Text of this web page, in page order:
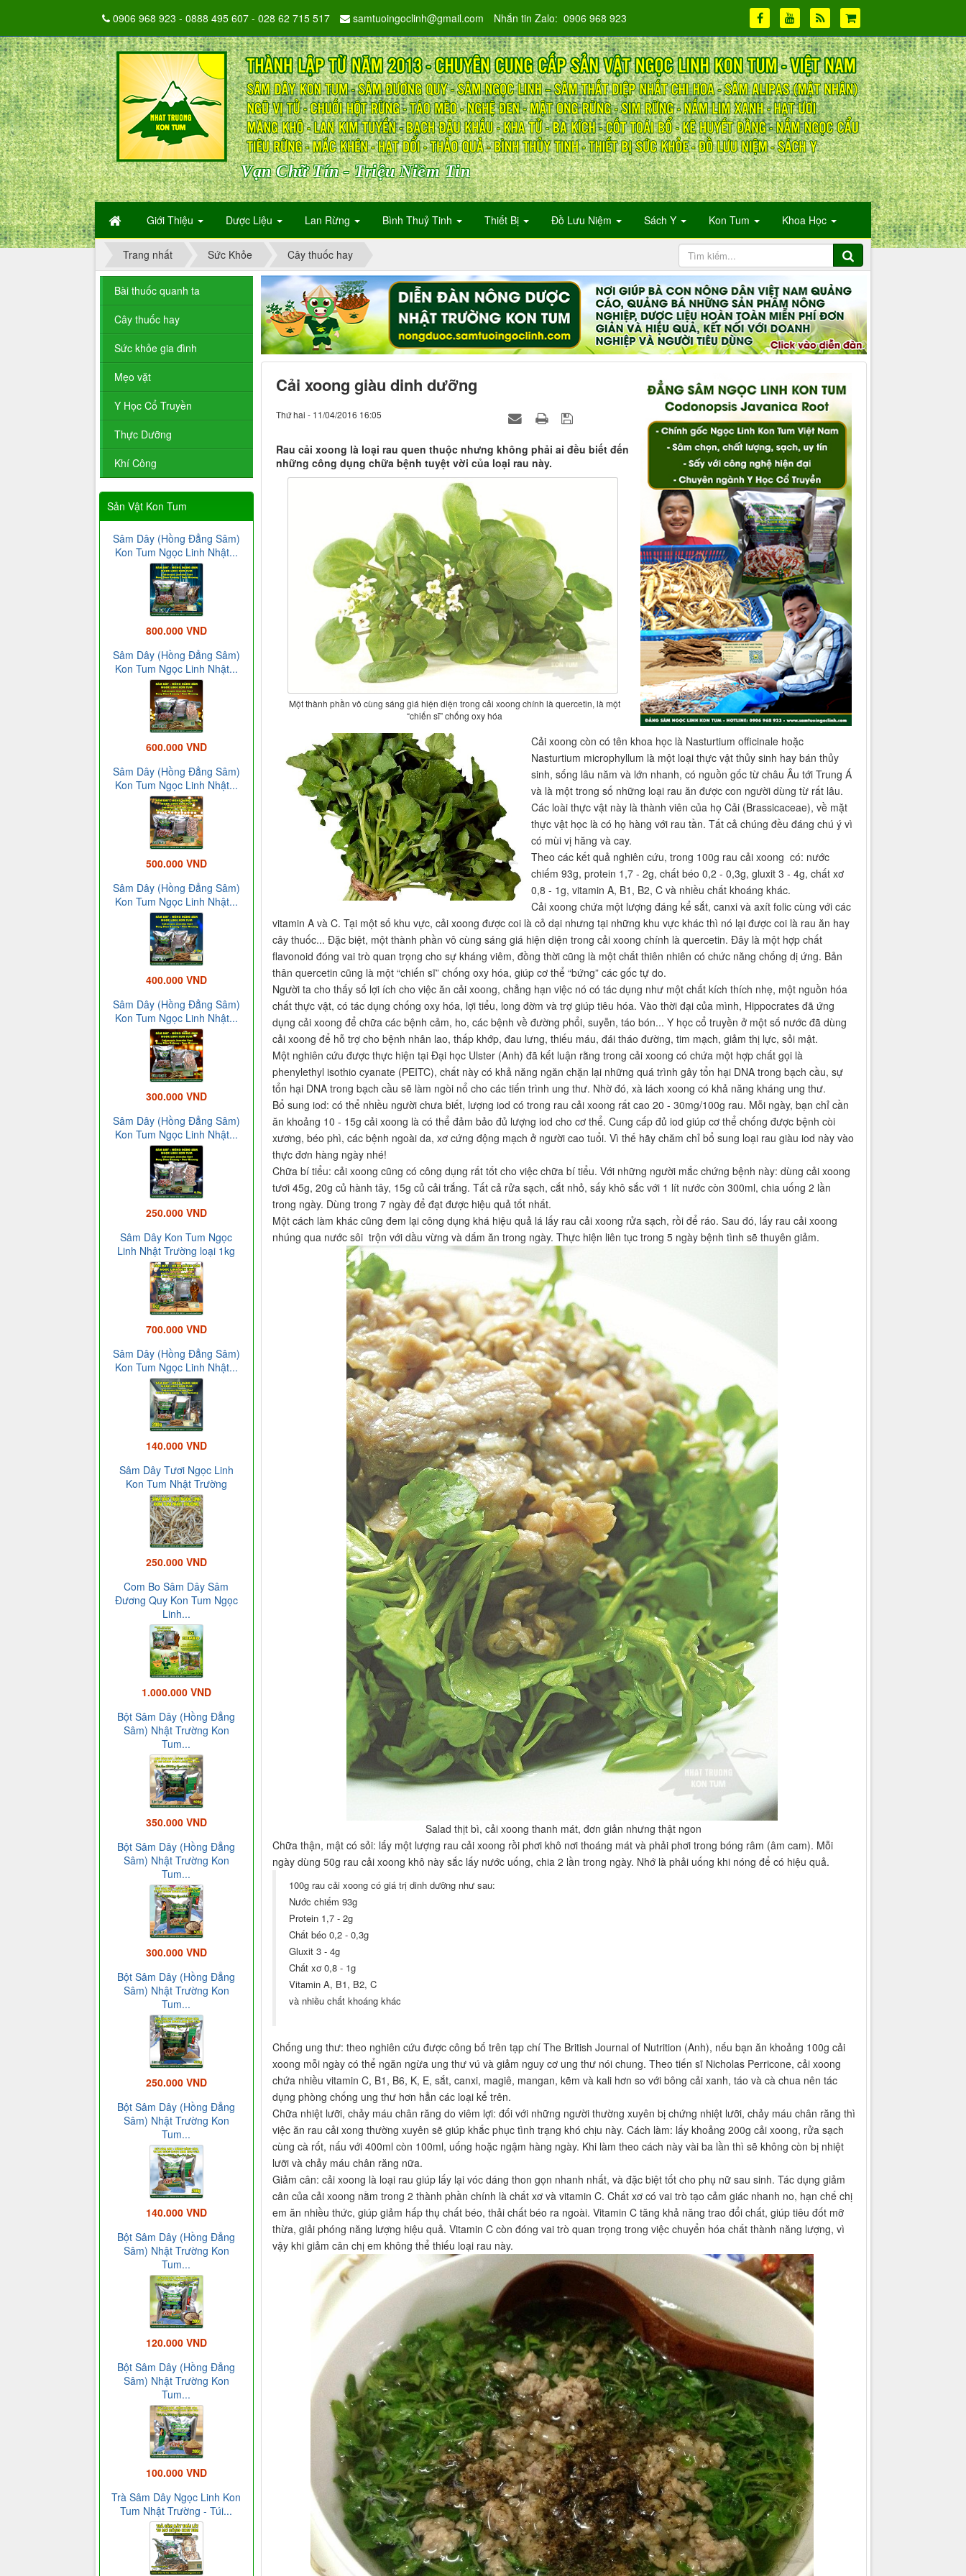
Vạn Chữ Tín - Triệu Niềm Tin
Giới Thiệu Dược Liệu Lan Rừng Bình Thuỷ Tinh Thiết Bị Đồ Lưu Niệm Sách Y Kon Tum Khoa Học
0906 968 923 - 0888 495 607 - 028 62 715 517 samtuoingoclinh@gmail.com Nhắn tin Zalo: 0906 968 923
Trang nhất Sức Khỏe Cây thuốc hay
Cải xoong giàu dinh dưỡng
Thứ hai - 11/04/2016 16:05
Rau cải xoong là loại rau quen thuộc nhưng không phải ai đều biết đến
những công dụng chữa bệnh tuyệt vời của loại rau này.
Một thành phần vô cùng sáng giá hiện diện trong cải xoong chính là quercetin, là một
“chiến sĩ” chống oxy hóa
Cải xoong còn có tên khoa học là Nasturtium officinale hoặc
Nasturtium microphyllum là một loại thực vật thủy sinh hay bán thủy
sinh, sống lâu năm và lớn nhanh, có nguồn gốc từ châu Âu tới Trung Á
và là một trong số những loại rau ăn được con người dùng từ rất lâu.
Các loài thực vật này là thành viên của họ Cải (Brassicaceae), về mặt
thực vật học là có họ hàng với rau tần. Tất cả chúng đều đáng chú ý vì
có mùi vị hăng và cay.
Theo các kết quả nghiên cứu, trong 100g rau cải xoong có: nước
chiếm 93g, protein 1,7 - 2g, chất béo 0,2 - 0,3g, gluxit 3 - 4g, chất xơ
0,8 - 1g, vitamin A, B1, B2, C và nhiều chất khoáng khác.
Cải xoong chứa một lượng đáng kể sắt, canxi và axít folic cùng với các
vitamin A và C. Tại một số khu vực, cải xoong được coi là cỏ dại nhưng tại những khu vực khác thì nó lại được coi là rau ăn hay
cây thuốc... Đặc biệt, một thành phần vô cùng sáng giá hiện diện trong cải xoong chính là quercetin. Đây là một hợp chất
flavonoid đóng vai trò quan trọng cho sự kháng viêm, đồng thời cũng là một chất thiên nhiên có chức năng chống dị ứng. Bản
thân quercetin cũng là một “chiến sĩ” chống oxy hóa, giúp cơ thể “bứng” các gốc tự do.
Người ta cho thấy số lợi ích cho việc ăn cải xoong, chẳng hạn việc nó có tác dụng như một chất kích thích nhẹ, một nguồn hóa
chất thực vật, có tác dụng chống oxy hóa, lợi tiểu, long đờm và trợ giúp tiêu hóa. Vào thời đại của mình, Hippocrates đã ứng
dụng cải xoong để chữa các bệnh cảm, ho, các bệnh về đường phổi, suyễn, táo bón... Y học cổ truyền ở một số nước đã dùng
cải xoong để hỗ trợ cho bệnh nhân lao, thấp khớp, đau lưng, thiếu máu, đái tháo đường, tim mạch, giảm thị lực, sỏi mật.
Một nghiên cứu được thực hiện tại Đại học Ulster (Anh) đã kết luận rằng trong cải xoong có chứa một hợp chất gọi là
phenylethyl isothio cyanate (PEITC), chất này có khả năng ngăn chặn lại những quá trình gây tổn hại DNA trong bạch cầu, sự
tổn hại DNA trong bạch cầu sẽ làm ngòi nổ cho các tiến trình ung thư. Nhờ đó, xà lách xoong có khả năng kháng ung thư.
Bổ sung iod: có thể nhiều người chưa biết, lượng iod có trong rau cải xoong rất cao 20 - 30mg/100g rau. Mỗi ngày, bạn chỉ cần
ăn khoảng 10 - 15g cải xoong là có thể đảm bảo đủ lượng iod cho cơ thể. Cung cấp đủ iod giúp cơ thể chống được bệnh còi
xương, béo phì, các bệnh ngoài da, xơ cứng động mạch ở người cao tuổi. Vì thế hãy chăm chỉ bổ sung loại rau giàu iod này vào
thực đơn hàng ngày nhé!
Chữa bí tiểu: cải xoong cũng có công dụng rất tốt cho việc chữa bí tiểu. Với những người mắc chứng bệnh này: dùng cải xoong
tươi 45g, 20g củ hành tây, 15g củ cải trắng. Tất cả rửa sạch, cắt nhỏ, sấy khô sắc với 1 lít nước còn 300ml, chia uống 2 lần
trong ngày. Dùng trong 7 ngày để đạt được hiệu quả tốt nhất.
Một cách làm khác cũng đem lại công dụng khá hiệu quả lá lấy rau cải xoong rửa sạch, rồi để ráo. Sau đó, lấy rau cải xoong
nhúng qua nước sôi trộn với dầu vừng và dấm ăn trong ngày. Thực hiện liên tục trong 5 ngày bệnh tình sẽ thuyên giảm.
Salad thịt bì, cải xoong thanh mát, đơn giản nhưng thật ngon
Chữa thận, mật có sỏi: lấy một lượng rau cải xoong rồi phơi khô nơi thoáng mát và phải phơi trong bóng râm (âm cam). Mỗi
ngày dùng 50g rau cải xoong khô này sắc lấy nước uống, chia 2 lần trong ngày. Nhớ là phải uống khi nóng để có hiệu quả.
100g rau cải xoong có giá trị dinh dưỡng như sau:
Nước chiếm 93g
Protein 1,7 - 2g
Chất béo 0,2 - 0,3g
Gluxit 3 - 4g
Chất xơ 0,8 - 1g
Vitamin A, B1, B2, C
và nhiều chất khoáng khác
Chống ung thư: theo nghiên cứu được công bố trên tạp chí The British Journal of Nutrition (Anh), nếu bạn ăn khoảng 100g cải
xoong mỗi ngày có thể ngăn ngừa ung thư vú và giảm nguy cơ ung thư nói chung. Theo tiến sĩ Nicholas Perricone, cải xoong
chứa nhiều vitamin C, B1, B6, K, E, sắt, canxi, magiê, mangan, kẽm và kali hơn so với bông cải xanh, táo và cà chua nên tác
dụng phòng chống ung thư hơn hẳn các loại kể trên.
Chữa nhiệt lưỡi, chảy máu chân răng do viêm lợi: đối với những người thường xuyên bị chứng nhiệt lưỡi, chảy máu chân răng thì
việc ăn rau cải xong thường xuyên sẽ giúp khắc phục tình trạng khó chịu này. Cách làm: lấy khoảng 200g cải xoong, rửa sạch
cùng cà rốt, nấu với 400ml còn 100ml, uống hoặc ngậm hàng ngày. Khi làm theo cách này vài ba lần thì sẽ không còn bị nhiệt
lưỡi và chảy máu chân răng nữa.
Giảm cân: cải xoong là loại rau giúp lấy lại vóc dáng thon gọn nhanh nhất, và đặc biệt tốt cho phụ nữ sau sinh. Tác dụng giảm
cân của cải xoong nằm trong 2 thành phần chính là chất xơ và vitamin C. Chất xơ có vai trò tạo cảm giác nhanh no, hạn chế chị
em ăn nhiều thức, giúp giảm hấp thụ chất béo, thải chất béo ra ngoài. Vitamin C tăng khả năng trao đổi chất, giúp tiêu đốt mỡ
thừa, giải phóng năng lượng hiệu quả. Vitamin C còn đóng vai trò quan trọng trong việc chuyển hóa chất thành năng lượng, vì
vậy khi giảm cân chị em không thể thiếu loại rau này.
Bài thuốc quanh ta
Cây thuốc hay
Sức khỏe gia đình
Mẹo vặt
Y Học Cổ Truyền
Thực Dưỡng
Khí Công
Sản Vật Kon Tum
Sâm Dây (Hồng Đẳng Sâm)
Kon Tum Ngọc Linh Nhật...
800.000 VND
Sâm Dây (Hồng Đẳng Sâm)
Kon Tum Ngọc Linh Nhật...
600.000 VND
Sâm Dây (Hồng Đẳng Sâm)
Kon Tum Ngọc Linh Nhật...
500.000 VND
Sâm Dây (Hồng Đẳng Sâm)
Kon Tum Ngọc Linh Nhật...
400.000 VND
Sâm Dây (Hồng Đẳng Sâm)
Kon Tum Ngọc Linh Nhật...
300.000 VND
Sâm Dây (Hồng Đẳng Sâm)
Kon Tum Ngọc Linh Nhật...
250.000 VND
Sâm Dây Kon Tum Ngọc
Linh Nhật Trường loại 1kg
700.000 VND
Sâm Dây (Hồng Đẳng Sâm)
Kon Tum Ngọc Linh Nhật...
140.000 VND
Sâm Dây Tươi Ngọc Linh
Kon Tum Nhật Trường
250.000 VND
Com Bo Sâm Dây Sâm
Đương Quy Kon Tum Ngọc
Linh...
1.000.000 VND
Bột Sâm Dây (Hồng Đẳng
Sâm) Nhật Trường Kon
Tum...
350.000 VND
Bột Sâm Dây (Hồng Đẳng
Sâm) Nhật Trường Kon
Tum...
300.000 VND
Bột Sâm Dây (Hồng Đẳng
Sâm) Nhật Trường Kon
Tum...
250.000 VND
Bột Sâm Dây (Hồng Đẳng
Sâm) Nhật Trường Kon
Tum...
140.000 VND
Bột Sâm Dây (Hồng Đẳng
Sâm) Nhật Trường Kon
Tum...
120.000 VND
Bột Sâm Dây (Hồng Đẳng
Sâm) Nhật Trường Kon
Tum...
100.000 VND
Trà Sâm Dây Ngọc Linh Kon
Tum Nhật Trường - Túi...